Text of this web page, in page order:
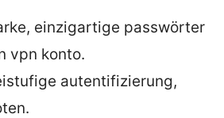
einzigartige passwörter
vpn konto.
autentifizierung,